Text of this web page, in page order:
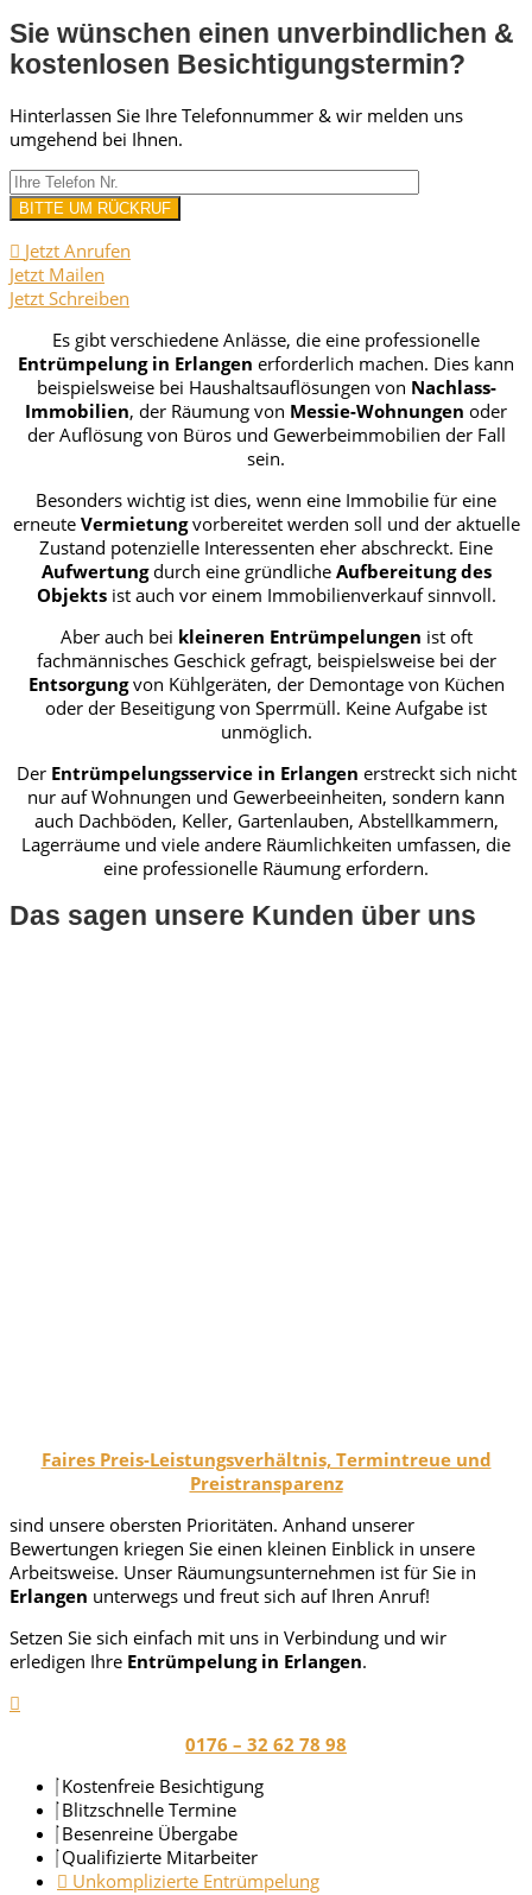
Sie wünschen einen unverbindlichen &
kostenlosen Besichtigungstermin?
Hinterlassen Sie Ihre Telefonnummer & wir melden uns
umgehend bei Ihnen.
Jetzt Anrufen
Jetzt Mailen
Jetzt Schreiben
Es gibt verschiedene Anlässe, die eine professionelle
Entrümpelung in Erlangen erforderlich machen. Dies kann
beispielsweise bei Haushaltsauflösungen von Nachlass-
Immobilien, der Räumung von Messie-Wohnungen oder
der Auflösung von Büros und Gewerbeimmobilien der Fall
sein.
Besonders wichtig ist dies, wenn eine Immobilie für eine
erneute Vermietungvorbereitet werden soll und der aktuelle
Zustand potenzielle Interessenten eher abschreckt. Eine
Aufwertungdurch eine gründliche Aufbereitung des
Objektsist auch vor einem Immobilienverkauf sinnvoll.
Aber auch bei kleineren Entrümpelungen ist oft
fachmännisches Geschick gefragt, beispielsweise bei der
Entsorgungvon Kühlgeräten, der Demontage von Küchen
oder der Beseitigung von Sperrmüll. Keine Aufgabe ist
unmöglich.
Der Entrümpelungsservice in Erlangen erstreckt sich nicht
nur auf Wohnungen und Gewerbeeinheiten, sondern kann
auch Dachböden, Keller, Gartenlauben, Abstellkammern,
Lagerräume und viele andere Räumlichkeiten umfassen, die
eine professionelle Räumung erfordern.
Das sagen unsere Kunden über uns
Faires Preis-Leistungsverhältnis, Termintreue und
Preistransparenz
sind unsere obersten Prioritäten. Anhand unserer
Bewertungen kriegen Sie einen kleinen Einblick in unsere
Arbeitsweise. Unser Räumungsunternehmen ist für Sie in
Erlangen unterwegs und freut sich auf Ihren Anruf!
Setzen Sie sich einfach mit uns in Verbindung und wir
erledigen Ihre Entrümpelung in Erlangen.
0176 – 32 62 78 98
Kostenfreie Besichtigung
Blitzschnelle Termine
Besenreine Übergabe
Qualifizierte Mitarbeiter
Unkomplizierte Entrümpelung